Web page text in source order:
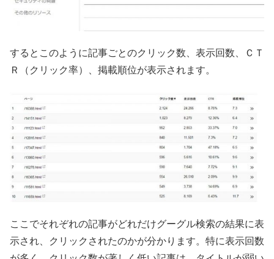
するとこのように記事ごとのクリック数、表示回数、ＣＴ
Ｒ（クリック率）、掲載順位が表示されます。
ここでそれぞれの記事がどれだけグーグル検索の結果に表
示され、クリックされたのかが分かります。特に表示回数